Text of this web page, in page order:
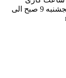
شرکت شنبه تا چهارشنبه 9 صبح الی 17 عصر پنجشنبه 9 صبح الی